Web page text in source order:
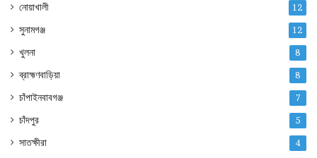
নোয়াখালী 12
সুনামগঞ্জ 12
খুলনা 8
ব্রাহ্মণবাড়িয়া 8
চাঁপাইনবাবগঞ্জ 7
চাঁদপুর 5
সাতক্ষীরা 4